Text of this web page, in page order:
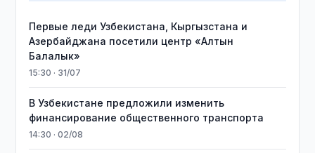
Первые леди Узбекистана, Кыргызстана и
Азербайджана посетили центр «Алтын
Балалык»
15:30 · 31/07
В Узбекистане предложили изменить
финансирование общественного транспорта
14:30 · 02/08